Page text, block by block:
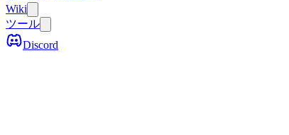
Wiki
ツール
Discord